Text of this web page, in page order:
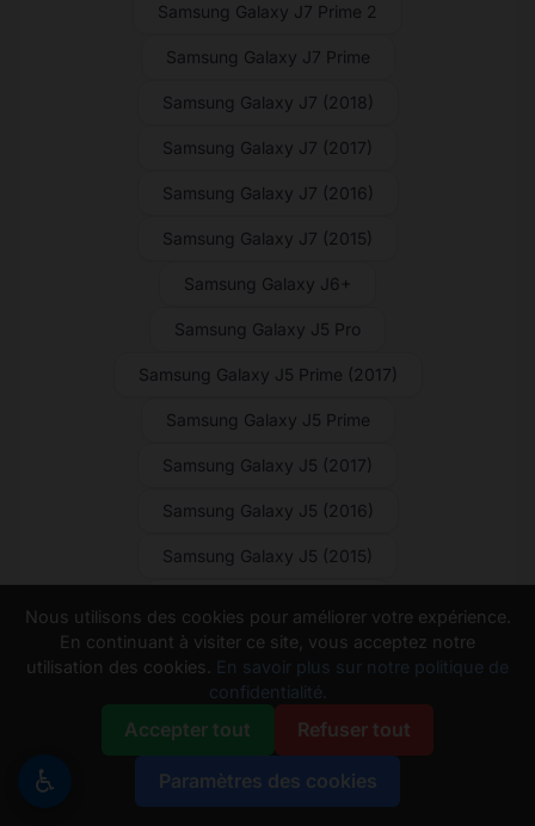
Samsung Galaxy J7 Prime 2
Samsung Galaxy J7 Prime
Samsung Galaxy J7 (2018)
Samsung Galaxy J7 (2017)
Samsung Galaxy J7 (2016)
Samsung Galaxy J7 (2015)
Samsung Galaxy J6+
Samsung Galaxy J5 Pro
Samsung Galaxy J5 Prime (2017)
Samsung Galaxy J5 Prime
Samsung Galaxy J5 (2017)
Samsung Galaxy J5 (2016)
Samsung Galaxy J5 (2015)
Samsung Galaxy J4+
Samsung Galaxy J3 V (2018)
Samsung Galaxy J3 V
Samsung Galaxy J3 Pro (2017)
♿
Nous utilisons des cookies pour améliorer votre expérience.
En continuant à visiter ce site, vous acceptez notre
utilisation des cookies.
En savoir plus sur notre politique de
confidentialité.
Accepter tout Refuser tout
Paramètres des cookies